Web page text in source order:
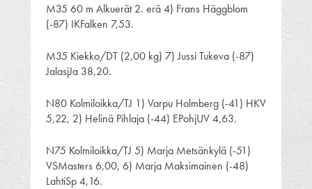
M35 60 m Alkuerät 2. erä 4) Frans Häggblom
(-87) IKFalken 7,53.
M35 Kiekko/DT (2,00 kg) 7) Jussi Tukeva (-87)
JalasjJa 38,20.
N80 Kolmiloikka/TJ 1) Varpu Holmberg (-41) HKV
5,22, 2) Helinä Pihlaja (-44) EPohjUV 4,63.
N75 Kolmiloikka/TJ 5) Marja Metsänkylä (-51)
VSMasters 6,00, 6) Marja Maksimainen (-48)
LahtiSp 4,16.